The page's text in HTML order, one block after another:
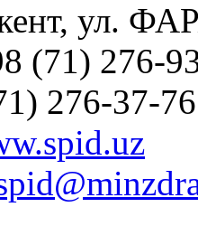
ул.
(71) 276-
276-37-76